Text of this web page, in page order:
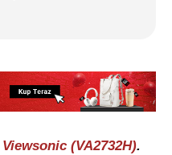
Viewsonic (VA2732H).